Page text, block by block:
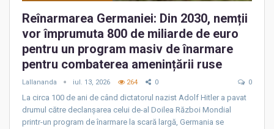
Reînarmarea Germaniei: Din 2030, nemții
vor împrumuta 800 de miliarde de euro
pentru un program masiv de înarmare
pentru combaterea amenințării ruse
Lallananda iul. 13, 2026 264 0 0
La circa 100 de ani de când dictatorul nazist Adolf Hitler a pavat
drumul către declanșarea celui de-al Doilea Război Mondial
printr-un program de înarmare la scară largă, Germania se